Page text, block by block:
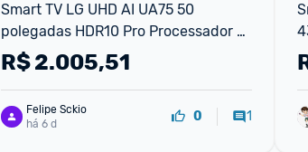
Smart TV LG UHD AI UA75 50
polegadas HDR10 Pro Processador 7
AI Ger8 webOS 25
R$2.005,51
Felipe Sckio
há 6 d
0 1